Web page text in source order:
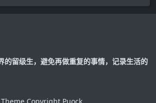
的留级生，避免再做重复的事情，记录生活的
Theme Copyright Puock